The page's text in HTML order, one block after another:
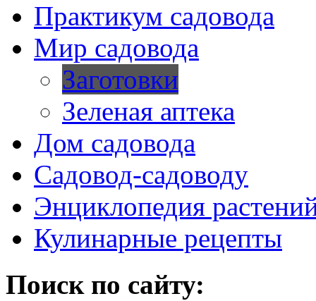
Практикум садовода
Мир садовода
Заготовки
Зеленая аптека
Дом садовода
Садовод-садоводу
Энциклопедия
Кулинарные рецепты
Поиск по сайту: